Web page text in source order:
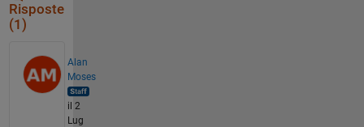
Risposte
(1)
Alan
Moses
il 2
Lug